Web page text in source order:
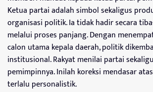
Ketua partai adalah simbol sekaligus
organisasi politik. Ia tidak hadir secara
melalui proses panjang. Dengan
calon utama kepala daerah, politik
institusional. Rakyat menilai partai
pemimpinnya. Inilah koreksi mendasar
terlalu personalistik.